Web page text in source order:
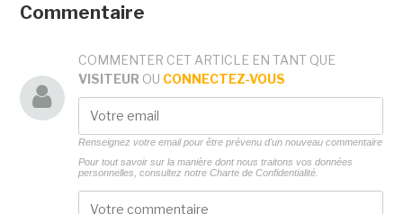
Commentaire
COMMENTER CET ARTICLE EN TANT QUE
VISITEUR OU CONNECTEZ-VOUS
Renseignez votre email pour être prévenu d'un nouveau commentaire
Pour tout savoir sur la manière dont nous traitons vos données
personnelles, consultez notre Charte de Confidentialité.